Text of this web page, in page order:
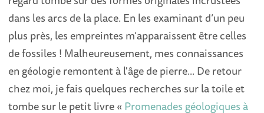
dans les arcs de la place. En les examinant d’un peu
plus près, les empreintes m’apparaissent être celles
de fossiles ! Malheureusement, mes connaissances
en géologie remontent à l'âge de pierre... De retour
chez moi, je fais quelques recherches sur la toile et
tombe sur le petit livre « Promenades géologiques à